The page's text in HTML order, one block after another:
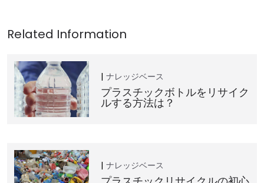
ナレッジベース
プラスチックボトルをリサイク
ルする方法は？
ナレッジベース